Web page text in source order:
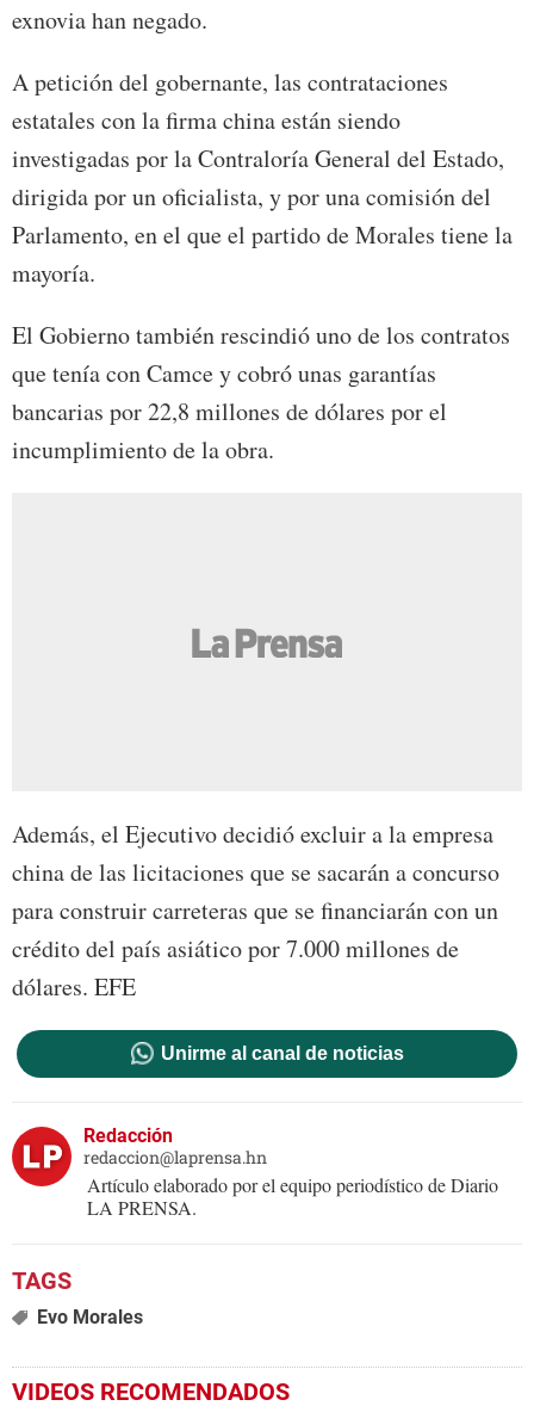
exnovia han negado.
A petición del gobernante, las contrataciones
estatales con la firma china están siendo
investigadas por la Contraloría General del Estado,
dirigida por un oficialista, y por una comisión del
Parlamento, en el que el partido de Morales tiene la
mayoría.
El Gobierno también rescindió uno de los contratos
que tenía con Camce y cobró unas garantías
bancarias por 22,8 millones de dólares por el
incumplimiento de la obra.
Además, el Ejecutivo decidió excluir a la empresa
china de las licitaciones que se sacarán a concurso
para construir carreteras que se financiarán con un
crédito del país asiático por 7.000 millones de
dólares. EFE
Unirme al canal de noticias
Redacción
redaccion@laprensa.hn
Artículo elaborado por el equipo periodístico de Diario
LA PRENSA.
Evo Morales
VIDEOS RECOMENDADOS